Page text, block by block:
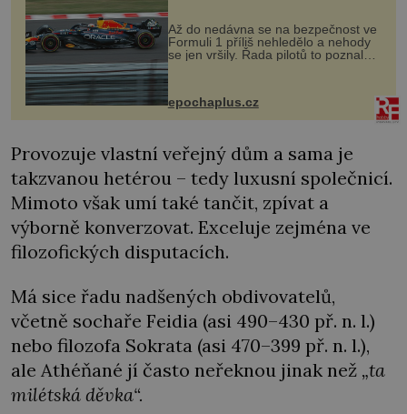
Až do nedávna se na bezpečnost ve
Formuli 1 příliš nehledělo a nehody
se jen vršily. Řada pilotů to poznala
na vlastní kůži, často s trvalými
následky nebo bohužel i ztrátou
života. Dnes nepochopiteln...
epochaplus.cz
Provozuje vlastní veřejný dům a sama je
takzvanou hetérou – tedy luxusní společnicí.
Mimoto však umí také tančit, zpívat a
výborně konverzovat. Exceluje zejména ve
filozofických disputacích.
Má sice řadu nadšených obdivovatelů,
včetně sochaře Feidia (asi 490–430 př. n. l.)
nebo filozofa Sokrata (asi 470–399 př. n. l.),
ale Athéňané jí často neřeknou jinak než „ta
milétská děvka“.